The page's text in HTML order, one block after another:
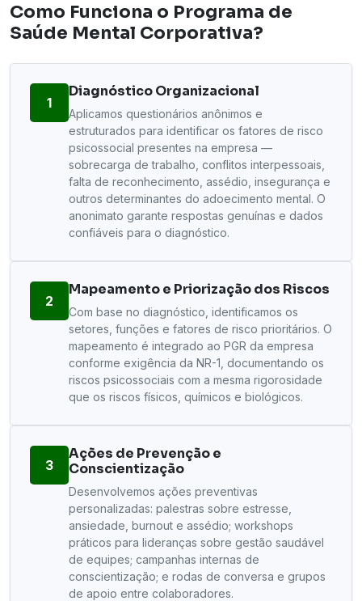
Como Funciona o Programa de
Saúde Mental Corporativa?
1
Diagnóstico Organizacional
Aplicamos questionários anônimos e
estruturados para identificar os fatores de risco
psicossocial presentes na empresa —
sobrecarga de trabalho, conflitos interpessoais,
falta de reconhecimento, assédio, insegurança e
outros determinantes do adoecimento mental. O
anonimato garante respostas genuínas e dados
confiáveis para o diagnóstico.
2
Mapeamento e Priorização dos Riscos
Com base no diagnóstico, identificamos os
setores, funções e fatores de risco prioritários. O
mapeamento é integrado ao PGR da empresa
conforme exigência da NR-1, documentando os
riscos psicossociais com a mesma rigorosidade
que os riscos físicos, químicos e biológicos.
3
Ações de Prevenção e
Conscientização
Desenvolvemos ações preventivas
personalizadas: palestras sobre estresse,
ansiedade, burnout e assédio; workshops
práticos para lideranças sobre gestão saudável
de equipes; campanhas internas de
conscientização; e rodas de conversa e grupos
de apoio entre colaboradores.